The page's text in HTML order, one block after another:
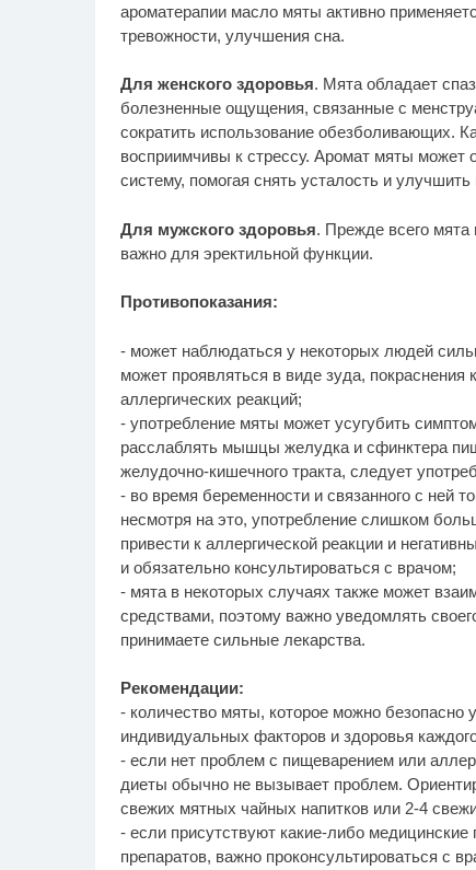
ароматерапии масло мяты активно
тревожности, улучшения сна.
Для женского здоровья. Мята обладает
болезненные ощущения, связанные с
сократить использование обезболивающих.
восприимчивы к стрессу. Аромат мяты может
систему, помогая снять усталость и улучшить
Для мужского здоровья. Прежде всего мята
важно для эректильной функции.
Противопоказания:
- может наблюдаться у некоторых людей
может проявляться в виде зуда,
аллергических реакций;
- употребление мяты может усугубить
расслаблять мышцы желудка и сфинктера
желудочно-кишечного тракта, следует
- во время беременности и связанного с ней
несмотря на это, употребление слишком
привести к аллергической реакции и
и обязательно консультироваться с врачом;
- мята в некоторых случаях также может
средствами, поэтому важно уведомлять
принимаете сильные лекарства.
Рекомендации:
- количество мяты, которое можно безопасно
индивидуальных факторов и здоровья
- если нет проблем с пищеварением или
диеты обычно не вызывает проблем.
свежих мятных чайных напитков или 2-4
- если присутствуют какие-либо
препаратов, важно проконсультироваться с